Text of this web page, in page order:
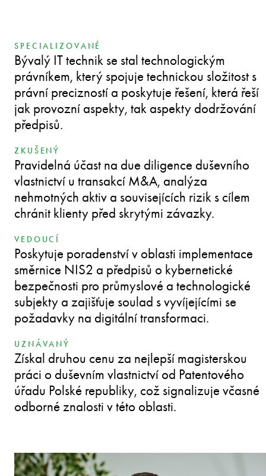
SPECIALIZOVANÉ
Bývalý IT technik se stal technologickým
právníkem, který spojuje technickou složitost s
právní precizností a poskytuje řešení, která řeší
jak provozní aspekty, tak aspekty dodržování
předpisů.
ZKUŠENÝ
Pravidelná účast na due diligence duševního
vlastnictví u transakcí M&A, analýza
nehmotných aktiv a souvisejících rizik s cílem
chránit klienty před skrytými závazky.
VEDOUCÍ
Poskytuje poradenství v oblasti implementace
směrnice NIS2 a předpisů o kybernetické
bezpečnosti pro průmyslové a technologické
subjekty a zajišťuje soulad s vyvíjejícími se
požadavky na digitální transformaci.
UZNÁVANÝ
Získal druhou cenu za nejlepší magisterskou
práci o duševním vlastnictví od Patentového
úřadu Polské republiky, což signalizuje včasné
odborné znalosti v této oblasti.